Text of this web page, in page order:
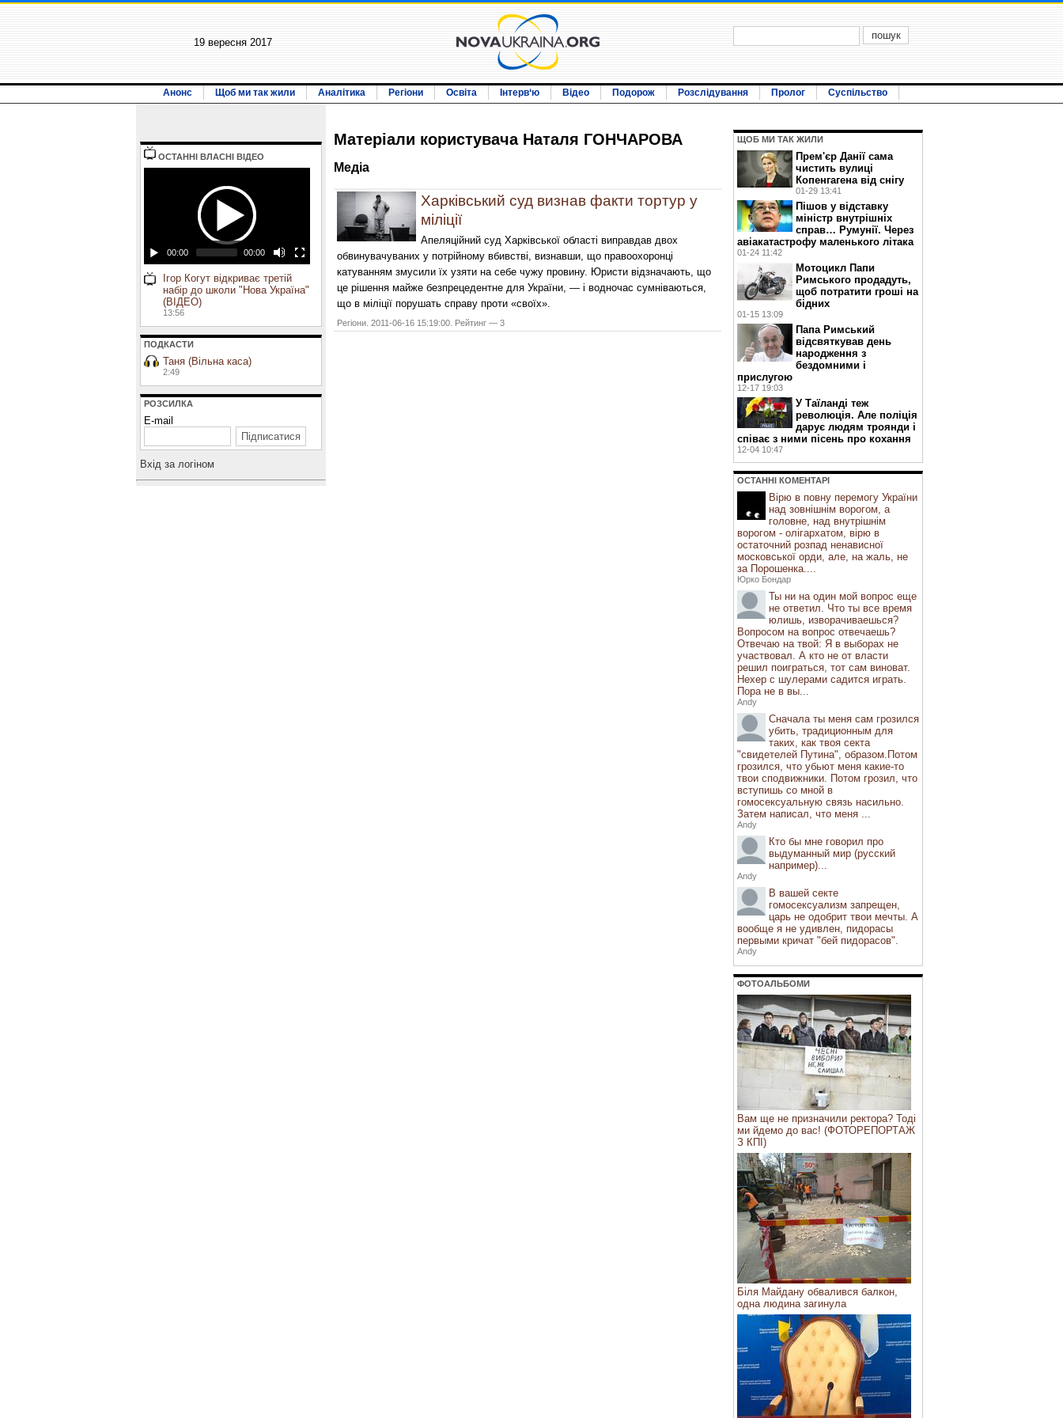
19 вересня 2017
Анонс Щоб ми так жили Аналітика Регіони Освіта Інтерв‘ю Відео Подорож Розслідування Пролог Суспільство
ОСТАННI ВЛАСНI ВIДЕО
00:00 00:00
Ігор Когут відкриває третій
набір до школи "Нова Україна"
(ВІДЕО)
13:56
ПОДКАСТИ
Таня (Вільна каса)
2:49
РОЗСИЛКА
E-mail
Вхiд за логiном
Матерiали користувача Наталя ГОНЧАРОВА
Медiа
Харківський суд визнав факти тортур у
міліції
Апеляційний суд Харківської області виправдав двох
обвинувачуваних у потрійному вбивстві, визнавши, що правоохоронці
катуванням змусили їх узяти на себе чужу провину. Юристи відзначають, що
це рішення майже безпрецедентне для України, — і водночас сумніваються,
що в міліції порушать справу проти «своїх».
Регіони. 2011-06-16 15:19:00. Рейтинг — 3
ЩОБ МИ ТАК ЖИЛИ
Прем'єр Данії сама
чистить вулиці
Копенгагена від снігу
01-29 13:41
Пішов у відставку
міністр внутрішніх
справ… Румунії. Через
авіакатастрофу маленького літака
01-24 11:42
Мотоцикл Папи
Римського продадуть,
щоб потратити гроші на
бідних
01-15 13:09
Папа Римський
відсвяткував день
народження з
бездомними і
прислугою
12-17 19:03
У Таїланді теж
революція. Але поліція
дарує людям троянди і
співає з ними пісень про кохання
12-04 10:47
ОСТАННI КОМЕНТАРI
Вірю в повну перемогу України
над зовнішнім ворогом, а
головне, над внутрішнім
ворогом - олігархатом, вірю в
остаточний розпад ненависної
московської орди, але, на жаль, не
за Порошенка....
Юрко Бондар
Ты ни на один мой вопрос еще
не ответил. Что ты все время
юлишь, изворачиваешься?
Вопросом на вопрос отвечаешь?
Отвечаю на твой: Я в выборах не
участвовал. А кто не от власти
решил поиграться, тот сам виноват.
Нехер с шулерами садится играть.
Пора не в вы...
Andy
Сначала ты меня сам грозился
убить, традиционным для
таких, как твоя секта
"свидетелей Путина", образом.Потом
грозился, что убьют меня какие-то
твои сподвижники. Потом грозил, что
вступишь со мной в
гомосексуальную связь насильно.
Затем написал, что меня ...
Andy
Кто бы мне говорил про
выдуманный мир (русский
например)...
Andy
В вашей секте
гомосексуализм запрещен,
царь не одобрит твои мечты. А
вообще я не удивлен, пидорасы
первыми кричат "бей пидорасов".
Andy
ФОТОАЛЬБОМИ
Вам ще не призначили ректора? Тоді
ми йдемо до вас! (ФОТОРЕПОРТАЖ
З КПІ)
Біля Майдану обвалився балкон,
одна людина загинула